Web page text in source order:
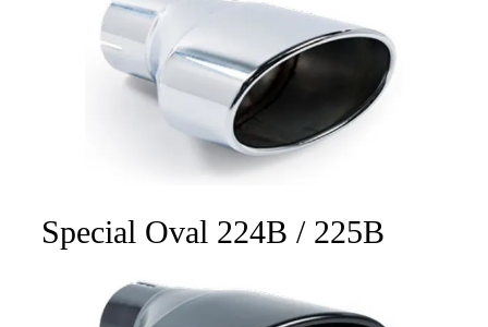
Special Oval 224B / 225B